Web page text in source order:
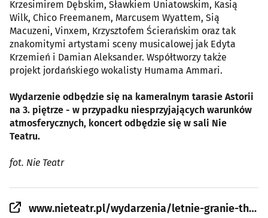
Krzesimirem Dębskim, Sławkiem Uniatowskim, Kasią
Wilk, Chico Freemanem, Marcusem Wyattem, Sią
Macuzeni, Vinxem, Krzysztofem Ścierańskim oraz tak
znakomitymi artystami sceny musicalowej jak Edyta
Krzemień i Damian Aleksander. Współtworzy także
projekt jordańskiego wokalisty Humama Ammari.
Wydarzenie odbędzie się na kameralnym tarasie Astorii
na 3. piętrze - w przypadku niesprzyjających warunków
atmosferycznych, koncert odbędzie się w sali Nie
Teatru.
fot. Nie Teatr
www.nieteatr.pl/wydarzenia/letnie-granie-the-velvet-voice